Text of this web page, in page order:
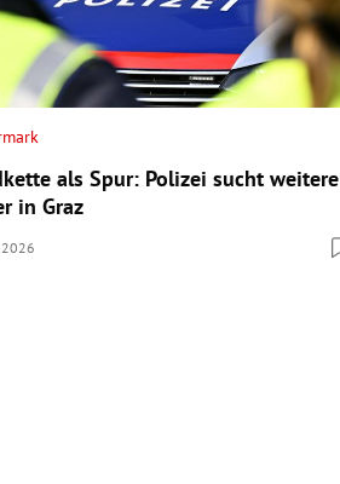
als Spur: Polizei sucht weitere
in Graz